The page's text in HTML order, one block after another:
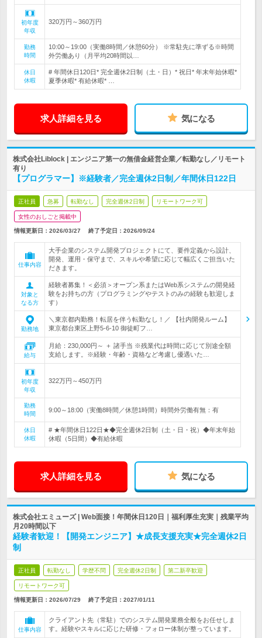
初年度
年収
320万円～360万円
勤務
時間
10:00～19:00（実働8時間／休憩60分） ※常駐先に準ずる※時間
外労働あり（月平均20時間以…
休日
休暇
# 年間休日120日* 完全週休2日制（土・日）* 祝日* 年末年始休暇*
夏季休暇* 有給休暇* …
求人詳細を見る 気になる
株式会社Liblock | エンジニア第一の無借金経営企業／転勤なし／リモート
有り
【プログラマー】※経験者／完全週休2日制／年間休日122日
正社員 急募 転勤なし 完全週休2日制 リモートワーク可
女性のおしごと掲載中
情報更新日：2026/03/27 終了予定日： 2026/09/24
仕事内容
大手企業のシステム開発プロジェクトにて、要件定義から設計、
開発、運用・保守まで、スキルや希望に応じて幅広くご担当いた
だきます。
対象と
なる方
経験者募集！＜必須＞オープン系またはWeb系システムの開発経
験をお持ちの方（プログラミングやテストのみの経験も歓迎しま
す）
勤務地
＼東京都内勤務！転居を伴う転勤なし！／ 【社内開発ルーム】
東京都台東区上野5-6-10 御徒町フ…
給与
月給：230,000円～ ＋ 諸手当 ※残業代は時間に応じて別途全額
支給します。※経験・年齢・資格など考慮し優遇いた…
初年度
年収
322万円～450万円
勤務
時間
9:00～18:00（実働8時間／休憩1時間）時間外労働有無：有
休日
休暇
# ★年間休日122日★◆完全週休2日制（土・日・祝）◆年末年始
休暇（5日間）◆有給休暇
求人詳細を見る 気になる
株式会社エミューズ | Web面接！年間休日120日｜福利厚生充実｜残業平均
月20時間以下
経験者歓迎！【開発エンジニア】★成長支援充実★完全週休2日
制
正社員 転勤なし 学歴不問 完全週休2日制 第二新卒歓迎
リモートワーク可
情報更新日：2026/07/29 終了予定日： 2027/01/11
仕事内容
クライアント先（常駐）でのシステム開発業務全般をお任せしま
す。経験やスキルに応じた研修・フォロー体制が整っています。